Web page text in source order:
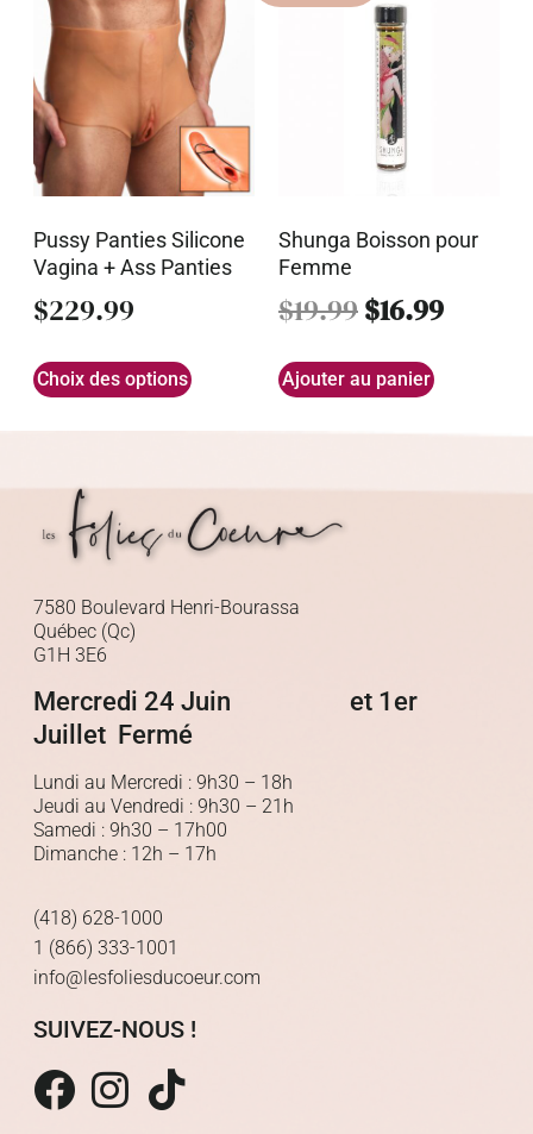
Pussy Panties Silicone
Vagina + Ass Panties
$229.99
Choix des options
Shunga Boisson pour
Femme
$19.99$16.99
Ajouter au panier
7580 Boulevard Henri-Bourassa
Québec (Qc)
G1H 3E6
Mercredi 24 Juin et 1er
Juillet Fermé
Lundi au Mercredi : 9h30 – 18h
Jeudi au Vendredi : 9h30 – 21h
Samedi : 9h30 – 17h00
Dimanche : 12h – 17h
(418) 628-1000
1 (866) 333-1001
info@lesfoliesducoeur.com
SUIVEZ-NOUS !